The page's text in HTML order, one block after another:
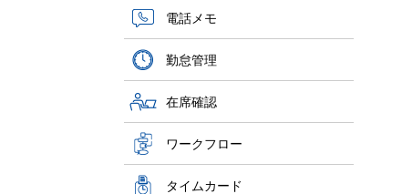
電話メモ
勤怠管理
在席確認
ワークフロー
タイムカード